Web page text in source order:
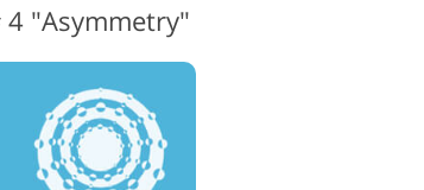
"Asymmetry"